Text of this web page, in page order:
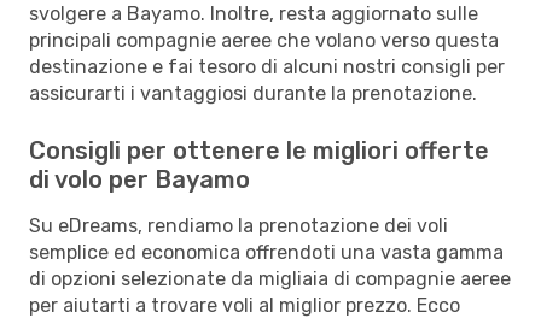
svolgere a Bayamo. Inoltre, resta aggiornato sulle
principali compagnie aeree che volano verso questa
destinazione e fai tesoro di alcuni nostri consigli per
assicurarti i vantaggiosi durante la prenotazione.
Consigli per ottenere le migliori offerte
di volo per Bayamo
Su eDreams, rendiamo la prenotazione dei voli
semplice ed economica offrendoti una vasta gamma
di opzioni selezionate da migliaia di compagnie aeree
per aiutarti a trovare voli al miglior prezzo. Ecco